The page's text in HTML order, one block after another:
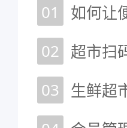
01
如何让
02
03
生鲜超